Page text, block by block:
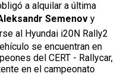
a alquilar a última
Semenov y
al Hyundai i20N Rally2
se encuentran en
del CERT - Rallycar,
en el campeonato